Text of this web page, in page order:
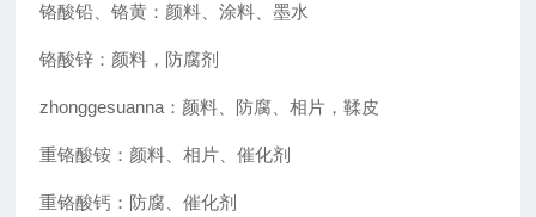
铬酸铅、铬黄：颜料、涂料、墨水
铬酸锌：颜料，防腐剂
zhonggesuanna：颜料、防腐、相片，鞣皮
重铬酸铵：颜料、相片、催化剂
重铬酸钙：防腐、催化剂